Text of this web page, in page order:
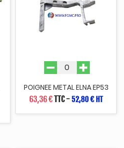
POIGNEE METAL ELNA EP53
63,36 €TTC- 52,80 € HT